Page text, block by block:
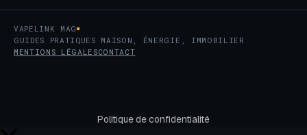
VAPELINK MAG
GUIDES PRATIQUES MAISON, ÉNERGIE, IMMOBILIER
MENTIONS LÉGALESCONTACT
Politique de confidentialité